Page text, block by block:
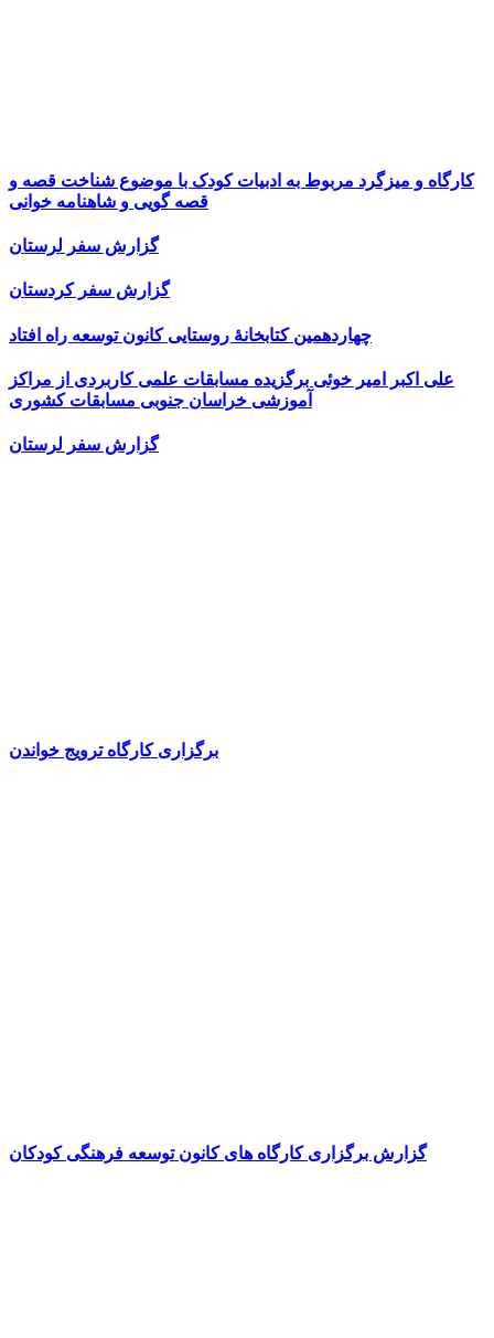
کارگاه و میزگرد مربوط به ادبیات کودک با موضوع شناخت قصه و
قصه گویی و شاهنامه خوانی
گزارش سفر لرستان
گزارش سفر کردستان
چهاردهمین کتابخانۀ روستایی کانون توسعه راه افتاد
علی اکبر امیر خوئی برگزیده مسابقات علمی کاربردی از مراکز
آموزشی خراسان جنوبی مسابقات کشوری
گزارش سفر لرستان
برگزاری کارگاه ترویج خواندن
گزارش برگزاری کارگاه های کانون توسعه فرهنگی کودکان